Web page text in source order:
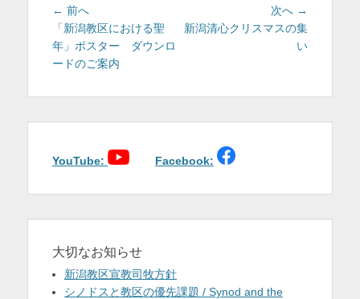
投
稿
ナ
ビ
シ
ン
← 前へ
の
投
稿:
「新潟教区における聖
年」ポスター ダウンロ
ードのご案内
次へ →
の
投
新潟清心クリスマスの集
い
YouTube: Facebook:
大切なお知らせ
新潟教区宣教司牧方針
シノドスと教区の優先課題 / Synod and the